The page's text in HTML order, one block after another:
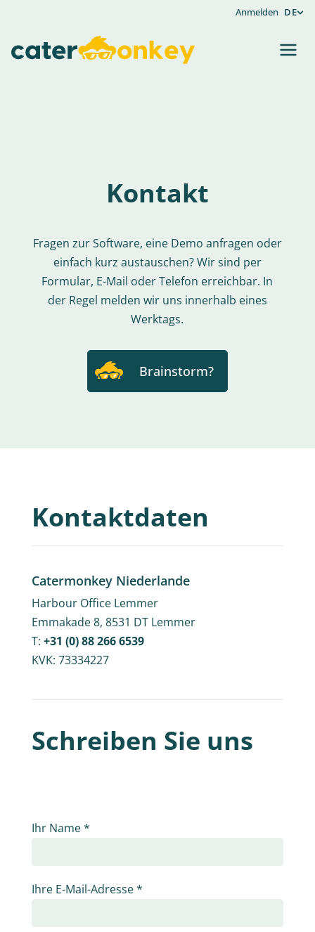
Anmelden DE
Kontakt
Fragen zur Software, eine Demo anfragen oder
einfach kurz austauschen? Wir sind per
Formular, E-Mail oder Telefon erreichbar. In
der Regel melden wir uns innerhalb eines
Werktags.
Brainstorm?
Kontaktdaten
Catermonkey Niederlande
Harbour Office Lemmer
Emmakade 8, 8531 DT Lemmer
T: +31 (0) 88 266 6539
KVK: 73334227
Schreiben Sie uns
Ihr Name*
Ihre E-Mail-Adresse*